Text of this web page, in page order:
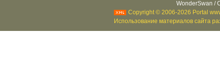
WonderSwan /
Copyright © 2006-2026 Portal
Использование материалов сайта